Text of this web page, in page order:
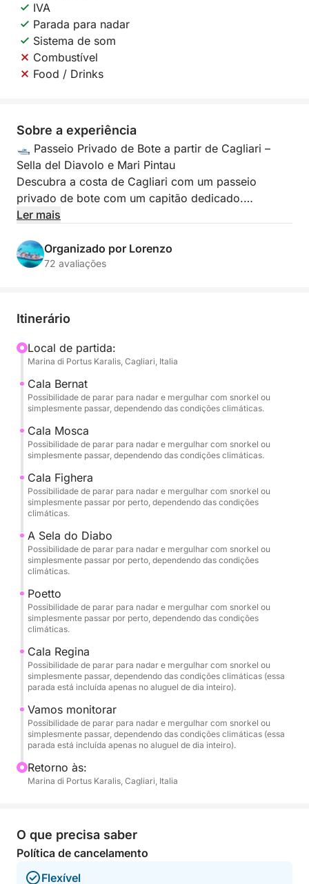
IVA
Parada para nadar
Sistema de som
Combustível
Food / Drinks
Sobre a experiência
🛥️ Passeio Privado de Bote a partir de Cagliari –
Sella del Diavolo e Mari Pintau
Descubra a costa de Cagliari com um passeio
privado de bote com um capitão dedicado.
de 300 hp, com capacidade para até 11 pessoas,
você desfrutará de uma experiência única de
mar cristalino do Golfo degli Angeli.
🌊 Uma Experiência Exclusiva e Personalizável
Você pode escolher o horário de sua preferência —
manhã, tarde ou pôr do sol — e, dependendo do
horário escolhido, desfrutará de um itinerário
diferente, elaborado para garantir o máximo
conforto e as melhores condições do mar.
O passeio é 100% privado, ideal para casais,
famílias ou pequenos grupos que desejam descobrir
a costa de Cagliari com liberdade e total
privacidade.
Se desejar prolongar a sua experiência, pode optar
pelo passeio de dia inteiro, que inclui também uma
espetaculares do sul da Sardenha, famosa pelas
suas águas turquesa e reflexos "pintados".
🏝️ Itinerário Recomendado
Partindo do Porto de Cagliari, navegaremos pelos
locais mais emblemáticos da costa:
🌿 Cala Fighera – Falésias selvagens e águas
esmeraldas.
🌊 Calamosca – Uma baía abrigada, perfeita para
um mergulho relaxante.
admirado a partir do mar.
🏖️ Poetto – A praia emblemática da cidade.
Ler mais
Organizado por Lorenzo
72 avaliações
Itinerário
Local de partida:
Marina di Portus Karalis, Cagliari, Italia
Cala Bernat
Possibilidade de parar para nadar e mergulhar com snorkel ou
simplesmente passar, dependendo das condições climáticas.
Cala Mosca
Possibilidade de parar para nadar e mergulhar com snorkel ou
simplesmente passar, dependendo das condições climáticas.
Cala Fighera
Possibilidade de parar para nadar e mergulhar com snorkel ou
simplesmente passar por perto, dependendo das condições
climáticas.
A Sela do Diabo
Possibilidade de parar para nadar e mergulhar com snorkel ou
simplesmente passar por perto, dependendo das condições
climáticas.
Poetto
Possibilidade de parar para nadar e mergulhar com snorkel ou
simplesmente passar por perto, dependendo das condições
climáticas.
Cala Regina
Possibilidade de parar para nadar e mergulhar com snorkel ou
simplesmente passar, dependendo das condições climáticas (essa
parada está incluída apenas no aluguel de dia inteiro).
Vamos monitorar
Possibilidade de parar para nadar e mergulhar com snorkel ou
simplesmente passar, dependendo das condições climáticas (essa
parada está incluída apenas no aluguel de dia inteiro).
Retorno às:
Marina di Portus Karalis, Cagliari, Italia
O que precisa saber
Política de cancelamento
Flexível